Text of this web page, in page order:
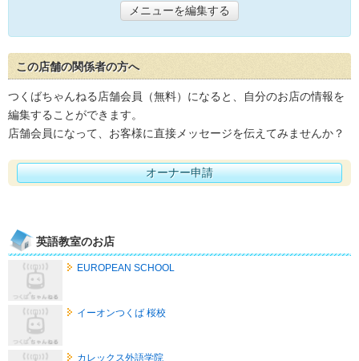
メニューを編集する
この店舗の関係者の方へ
つくばちゃんねる店舗会員（無料）になると、自分のお店の情報を
編集することができます。
店舗会員になって、お客様に直接メッセージを伝えてみませんか？
オーナー申請
英語教室のお店
EUROPEAN SCHOOL
イーオンつくば 桜校
カレックス外語学院